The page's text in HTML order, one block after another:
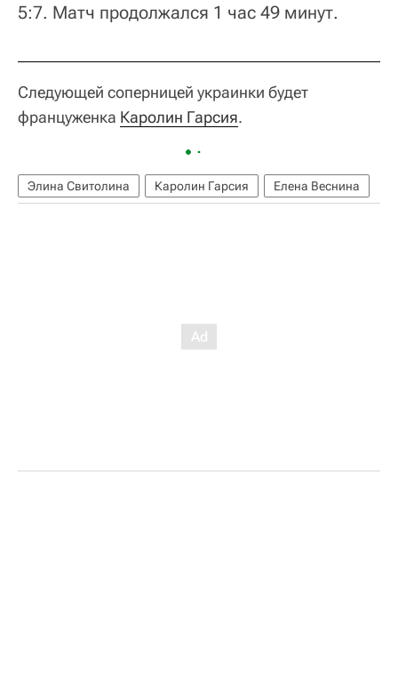
5:7. Матч продолжался 1 час 49 минут.
Следующей соперницей украинки будет
француженка Каролин Гарсия.
Элина Свитолина Каролин Гарсия Елена Веснина